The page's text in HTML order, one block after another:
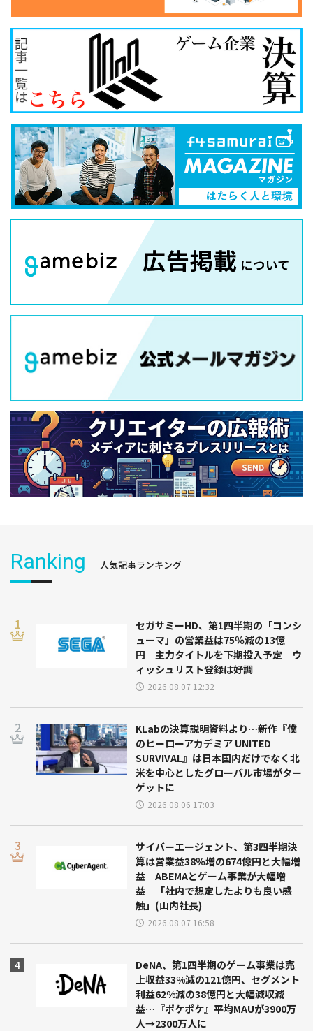
Ranking 人気記事ランキング
セガサミーHD、第1四半期の「コンシ
ューマ」の営業益は75％減の13億
円 主力タイトルを下期投入予定 ウ
ィッシュリスト登録は好調
2026.08.07 12:32
KLabの決算説明資料より…新作『僕
のヒーローアカデミア UNITED
SURVIVAL』は日本国内だけでなく北
米を中心としたグローバル市場がター
ゲットに
2026.08.06 17:03
サイバーエージェント、第3四半期決
算は営業益38％増の674億円と大幅増
益 ABEMAとゲーム事業が大幅増
益 「社内で想定したよりも良い感
触」(山内社長)
2026.08.07 16:58
DeNA、第1四半期のゲーム事業は売
上収益33%減の121億円、セグメント
利益62%減の38億円と大幅減収減
益…『ポケポケ』平均MAUが3900万
人→2300万人に